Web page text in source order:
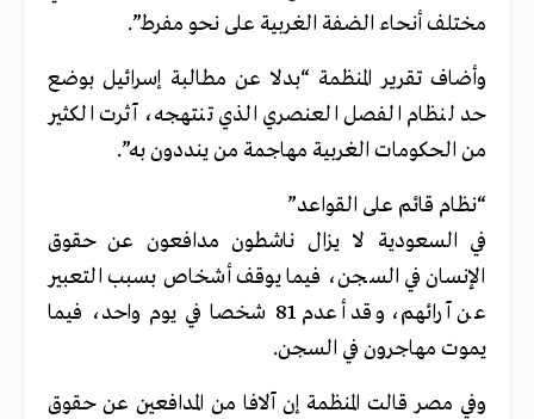
مختلف أنحاء الضفة الغربية على نحو مفرط”.
وأضاف تقرير المنظمة “بدلا عن مطالبة إسرائيل بوضع
حد لنظام الفصل العنصري الذي تنتهجه، آثرت الكثير
من الحكومات الغربية مهاجمة من ينددون به”.
“نظام قائم على القواعد”
في السعودية لا يزال ناشطون مدافعون عن حقوق
الإنسان في السجن، فيما يوقف أشخاص بسبب التعبير
عن آرائهم، وقد أعدم 81 شخصا في يوم واحد، فيما
يموت مهاجرون في السجن.
وفي مصر قالت المنظمة إن آلافا من المدافعين عن حقوق